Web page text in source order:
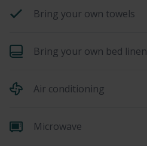
Bring your own towels
Bring your own bed linen
Air conditioning
Microwave